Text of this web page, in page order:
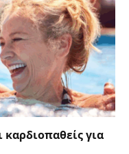
καρδιοπαθείς για